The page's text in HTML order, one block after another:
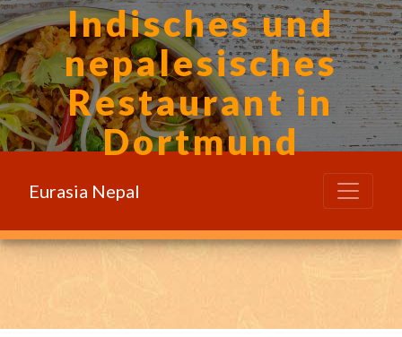
Indisches und
nepalesisches
Restaurant in
Dortmund
Eurasia Nepal